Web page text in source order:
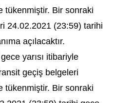
tükenmiştir. Bir sonraki
24.02.2021 (23:59) tarihi
açılacaktır.
yarısı itibariyle
geçiş belgeleri
tükenmiştir. Bir sonraki